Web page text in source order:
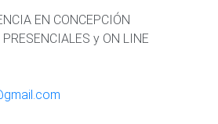
EN CONCEPCIÓN
y ON LINE